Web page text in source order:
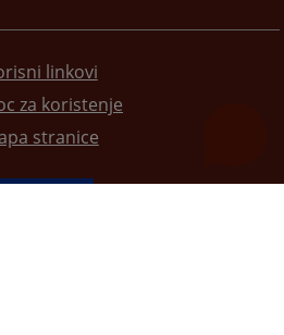
linkovi
za koristenje
stranice